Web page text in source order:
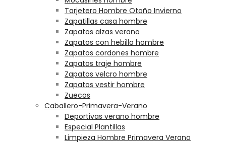
Tarjetero Hombre Otoño Invierno
Zapatillas casa hombre
Zapatos alzas verano
Zapatos con hebilla hombre
Zapatos cordones hombre
Zapatos traje hombre
Zapatos velcro hombre
Zapatos vestir hombre
Zuecos
Caballero-Primavera-Verano
Deportivas verano hombre
Especial Plantillas
Limpieza Hombre Primavera Verano